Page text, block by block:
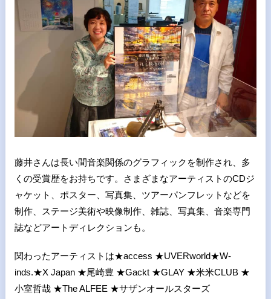
藤井さんは長い間音楽関係のグラフィックを制作され、多
くの受賞歴をお持ちです。さまざまなアーティストのCDジ
ャケット、ポスター、写真集、ツアーパンフレットなどを
制作、ステージ美術や映像制作、雑誌、写真集、音楽専門
誌などアートディレクションも。
関わったアーティストは★access ★UVERworld★W-
inds.★X Japan ★尾崎豊 ★Gackt ★GLAY ★米米CLUB ★
小室哲哉 ★The ALFEE ★サザンオールスターズ